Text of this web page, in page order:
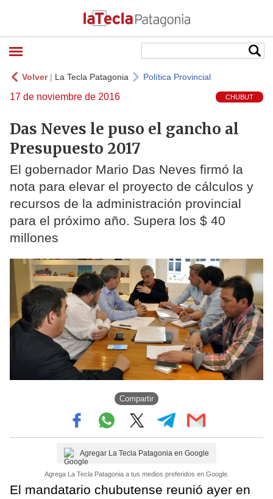
Volver| La Tecla Patagonia Política Provincial
17 de noviembre de 2016 CHUBUT
Das Neves le puso el gancho al
Presupuesto 2017
El gobernador Mario Das Neves firmó la
nota para elevar el proyecto de cálculos y
recursos de la administración provincial
para el próximo año. Supera los $ 40
millones
Compartir
Agregar La Tecla Patagonia en Google
Agrega La Tecla Patagonia a tus medios preferidos en Google.
El mandatario chubutense reunió ayer en